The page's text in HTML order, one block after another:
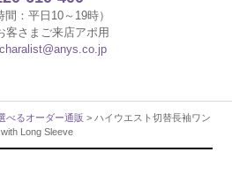
間：平日10～19時）
客さまご来店アポ用
charalist@anys.co.jp
べるオーダー通販 > ハイウエスト切替長袖ワン
Long Sleeve